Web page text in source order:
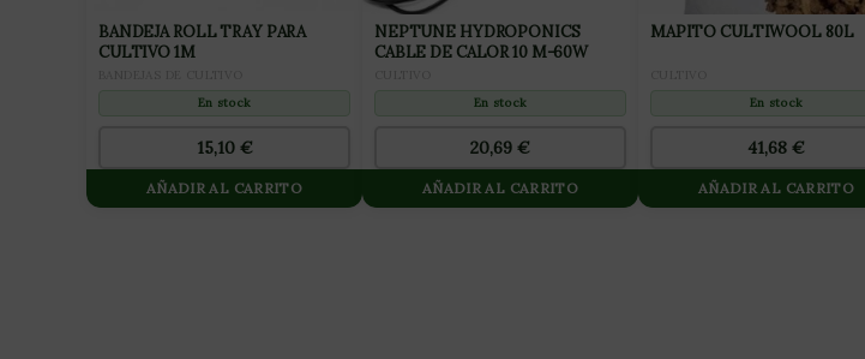
BANDEJA ROLL TRAY PARA
CULTIVO 1M
En stock
15,10 €
AÑADIR AL CARRITO
NEPTUNE HYDROPONICS
CABLE DE CALOR 10 M-60W
En stock
20,69 €
AÑADIR AL CARRITO
MAPITO CULTIWOOL 80L
En stock
41,68 €
AÑADIR AL CARRITO